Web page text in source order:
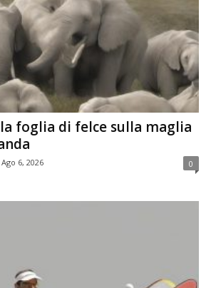
foglia di felce sulla maglia
Ago 6, 2026 0